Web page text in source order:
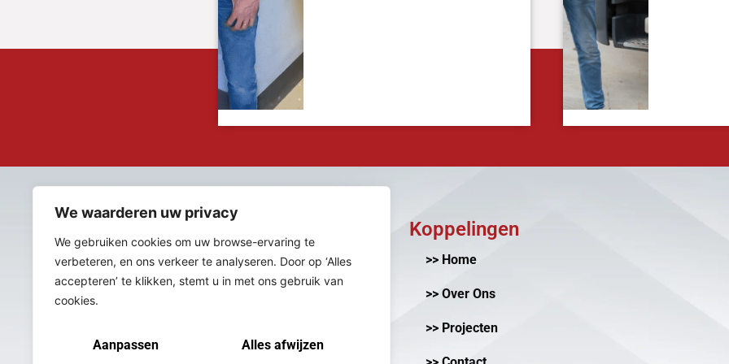
We waarderen uw privacy
We gebruiken cookies om uw browse-ervaring te
verbeteren, en ons verkeer te analyseren. Door op ‘Alles
accepteren’ te klikken, stemt u in met ons gebruik van
cookies.
Aanpassen Alles afwijzen
Vind ons op sociale media
Koppelingen
>> Home
>> Over Ons
>> Projecten